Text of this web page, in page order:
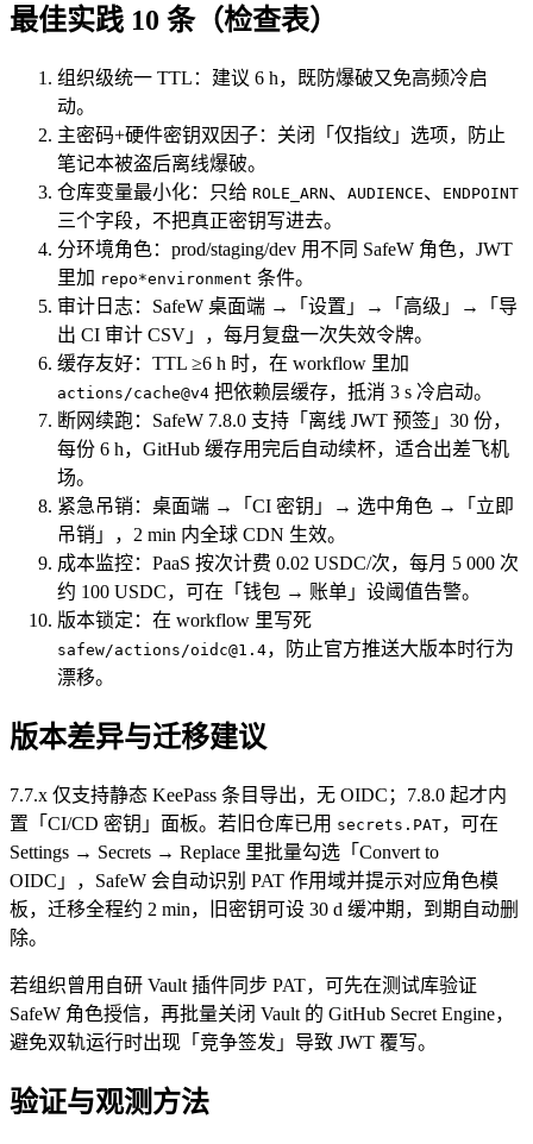
最佳实践 10 条（检查表）
组织级统一 TTL：建议 6 h，既防爆破又免高频冷启
动。
主密码+硬件密钥双因子：关闭「仅指纹」选项，防止
笔记本被盗后离线爆破。
仓库变量最小化：只给 ROLE_ARN、 AUDIENCE、 ENDPOINT
三个字段，不把真正密钥写进去。
分环境角色：prod/staging/dev 用不同 SafeW 角色，JWT
里加 repo*environment 条件。
审计日志：SafeW 桌面端 →「设置」→「高级」→「导
出 CI 审计 CSV」，每月复盘一次失效令牌。
缓存友好：TTL ≥6 h 时，在 workflow 里加
actions/cache@v4 把依赖层缓存，抵消 3 s 冷启动。
断网续跑：SafeW 7.8.0 支持「离线 JWT 预签」30 份，
每份 6 h，GitHub 缓存用完后自动续杯，适合出差飞机
场。
紧急吊销：桌面端 →「CI 密钥」→ 选中角色 →「立即
吊销」，2 min 内全球 CDN 生效。
成本监控：PaaS 按次计费 0.02 USDC/次，每月 5 000 次
约 100 USDC，可在「钱包 → 账单」设阈值告警。
版本锁定：在 workflow 里写死
safew/actions/oidc@1.4，防止官方推送大版本时行为
漂移。
版本差异与迁移建议
7.7.x 仅支持静态 KeePass 条目导出，无 OIDC；7.8.0 起才内
置「CI/CD 密钥」面板。若旧仓库已用 secrets.PAT，可在
Settings → Secrets → Replace 里批量勾选「Convert to
OIDC」，SafeW 会自动识别 PAT 作用域并提示对应角色模
板，迁移全程约 2 min，旧密钥可设 30 d 缓冲期，到期自动删
除。
若组织曾用自研 Vault 插件同步 PAT，可先在测试库验证
SafeW 角色授信，再批量关闭 Vault 的 GitHub Secret Engine，
避免双轨运行时出现「竞争签发」导致 JWT 覆写。
验证与观测方法